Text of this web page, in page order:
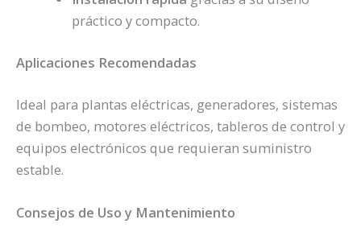
práctico y compacto.
Aplicaciones Recomendadas
Ideal para plantas eléctricas, generadores, sistemas
de bombeo, motores eléctricos, tableros de control y
equipos electrónicos que requieran suministro
estable.
Consejos de Uso y Mantenimiento